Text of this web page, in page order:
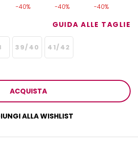
-40% -40% -40%
GUIDA ALLE TAGLIE
39/40 41/42
ACQUISTA
ALLA WISHLIST